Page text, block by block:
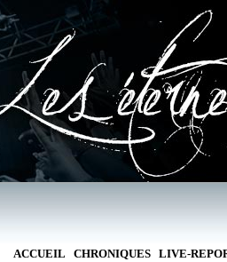
ACCUEIL CHRONIQUES LIVE-